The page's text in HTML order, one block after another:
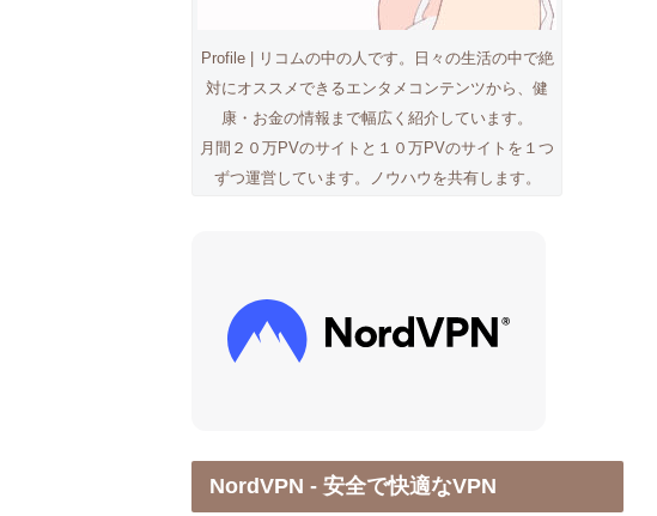
Profile | リコムの中の人です。日々の生活の中で絶
対にオススメできるエンタメコンテンツから、健
康・お金の情報まで幅広く紹介しています。
月間２０万PVのサイトと１０万PVのサイトを１つ
ずつ運営しています。ノウハウを共有します。
NordVPN - 安全で快適なVPN